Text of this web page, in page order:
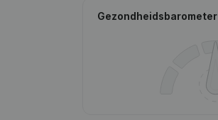
Gezondheidsbarometer